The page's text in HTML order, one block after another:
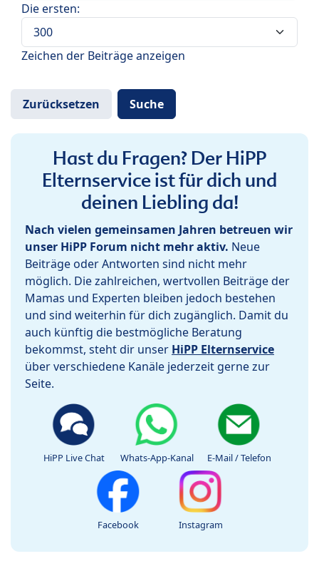
Die ersten:
Zeichen der Beiträge anzeigen
Hast du Fragen? Der HiPP
Elternservice ist für dich und
deinen Liebling da!
Nach vielen gemeinsamen Jahren betreuen wir
unser HiPP Forum nicht mehr aktiv. Neue
Beiträge oder Antworten sind nicht mehr
möglich. Die zahlreichen, wertvollen Beiträge der
Mamas und Experten bleiben jedoch bestehen
und sind weiterhin für dich zugänglich. Damit du
auch künftig die bestmögliche Beratung
bekommst, steht dir unser HiPP Elternservice
über verschiedene Kanäle jederzeit gerne zur
Seite.
HiPP Live Chat Whats-App-Kanal E-Mail / Telefon
Facebook Instagram